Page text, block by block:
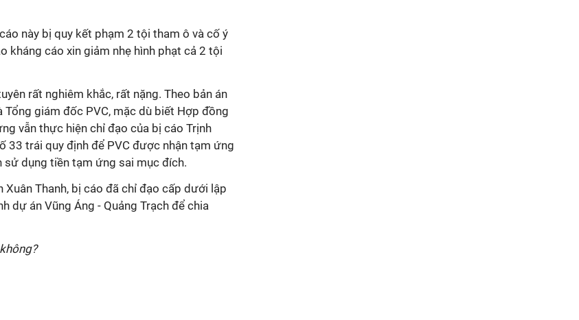
này bị quy kết phạm 2 tội tham ô và cố ý
kháng cáo xin giảm nhẹ hình phạt cả 2 tội
rất nghiêm khắc, rất nặng. Theo bản án
giám đốc PVC, mặc dù biết Hợp đồng
vẫn thực hiện chỉ đạo của bị cáo Trịnh
33 trái quy định để PVC được nhận tạm ứng
dụng tiền tạm ứng sai mục đích.
Xuân Thanh, bị cáo đã chỉ đạo cấp dưới lập
dự án Vũng Áng - Quảng Trạch để chia